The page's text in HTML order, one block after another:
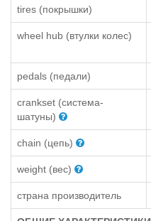
tires (покрышки)
wheel hub (втулки колес)
pedals (педали)
crankset (система-
шатуны)
chain (цепь)
weight (вес)
страна производитель